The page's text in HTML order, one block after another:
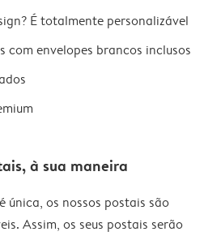
É totalmente personalizável
com envelopes brancos inclusos
à sua maneira
única, os nossos postais são
Assim, os seus postais serão